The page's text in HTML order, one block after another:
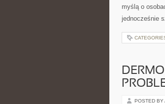
myślą o
jednocześnie
POSTED BY